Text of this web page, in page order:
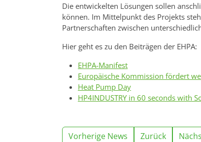
Die entwickelten Lösungen sollen
können. Im Mittelpunkt des Projekts
Partnerschaften zwischen
Hier geht es zu den Beiträgen der EHPA:
EHPA-Manifest
Europäische Kommission fördert
Heat Pump Day
HP4INDUSTRY in 60 seconds with
Vorherige News Zurück